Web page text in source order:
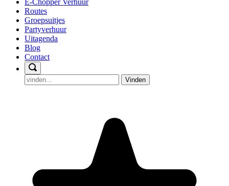
E-Chopper Verhuur
Routes
Groepsuitjes
Partyverhuur
Uitagenda
Blog
Contact
Vinden